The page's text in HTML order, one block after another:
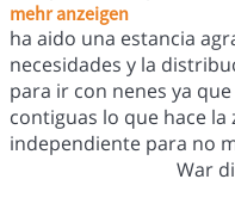
mehr anzeigen
ha aido una estancia
necesidades y la
para ir con nenes ya
contiguas lo que hace la
independiente para no
War